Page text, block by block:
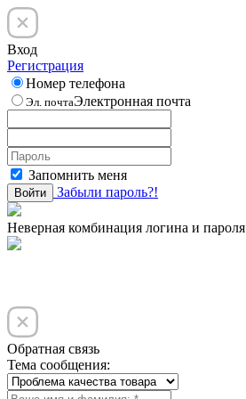
Вход
Регистрация
Номер телефона
Эл. почтаЭлектронная почта
Запомнить меня
Войти Забыли пароль?!
Неверная комбинация логина и пароля
Обратная связь
Тема сообщения: